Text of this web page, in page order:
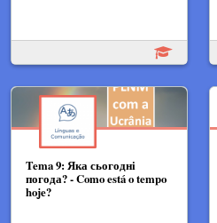
Tema 9: Яка сьогодні
погода? - Como está o tempo
hoje?